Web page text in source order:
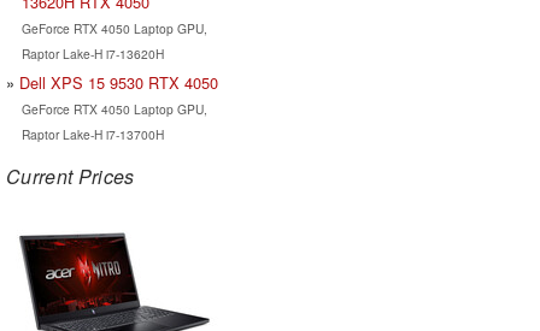
GeForce RTX 4050 Laptop GPU,
Raptor Lake-H i7-13620H
Dell XPS 15 9530 RTX 4050
GeForce RTX 4050 Laptop GPU,
Raptor Lake-H i7-13700H
Current Prices